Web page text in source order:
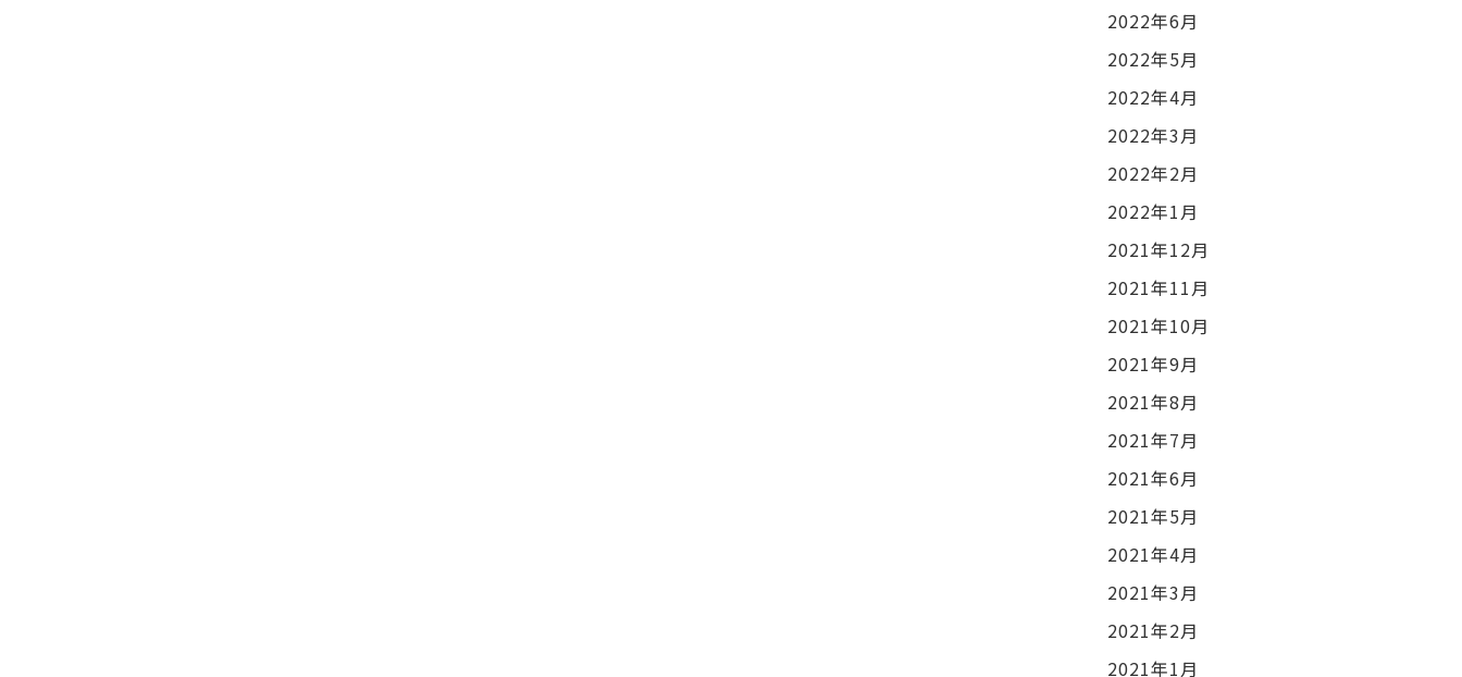
2022年6月
2022年5月
2022年4月
2022年3月
2022年2月
2022年1月
2021年12月
2021年11月
2021年10月
2021年9月
2021年8月
2021年7月
2021年6月
2021年5月
2021年4月
2021年3月
2021年2月
2021年1月